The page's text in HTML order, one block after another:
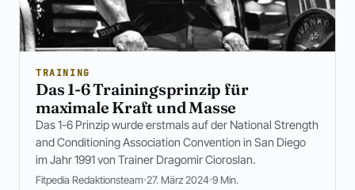
TRAINING
Das 1-6 Trainingsprinzip für
maximale Kraft und Masse
Das 1-6 Prinzip wurde erstmals auf der National Strength
and Conditioning Association Convention in San Diego
im Jahr 1991 von Trainer Dragomir Cioroslan.
Fitpedia Redaktionsteam 27. März 2024 9 Min.